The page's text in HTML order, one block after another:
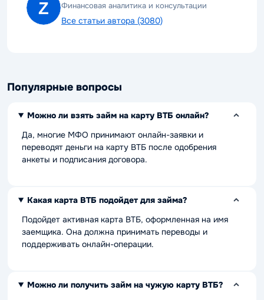
Финансовая аналитика и консультации
Все статьи автора (3080)
Популярные вопросы
Можно ли взять займ на карту ВТБ онлайн?
Да, многие МФО принимают онлайн-заявки и
переводят деньги на карту ВТБ после одобрения
анкеты и подписания договора.
Какая карта ВТБ подойдет для займа?
Подойдет активная карта ВТБ, оформленная на имя
заемщика. Она должна принимать переводы и
поддерживать онлайн-операции.
Можно ли получить займ на чужую карту ВТБ?